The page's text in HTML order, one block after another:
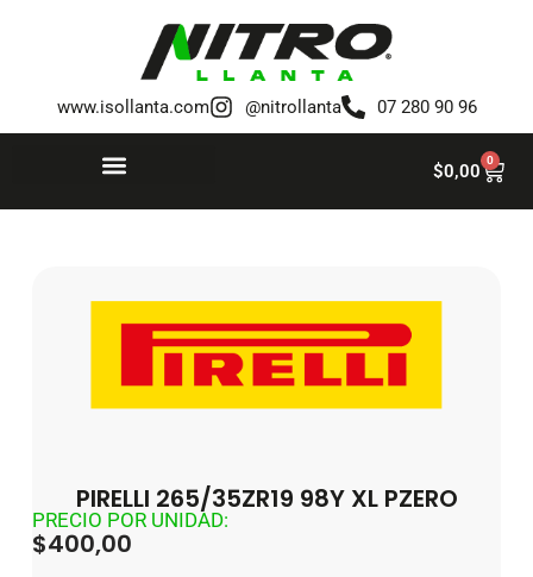
www.isollanta.com @nitrollanta 07 280 90 96
$0,00 0
PIRELLI 265/35ZR19 98Y XL PZERO
PRECIO POR UNIDAD:
$400,00